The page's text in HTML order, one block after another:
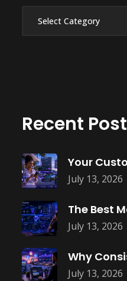
Recent Post
July 13, 2026
July 13, 2026
July 13, 2026